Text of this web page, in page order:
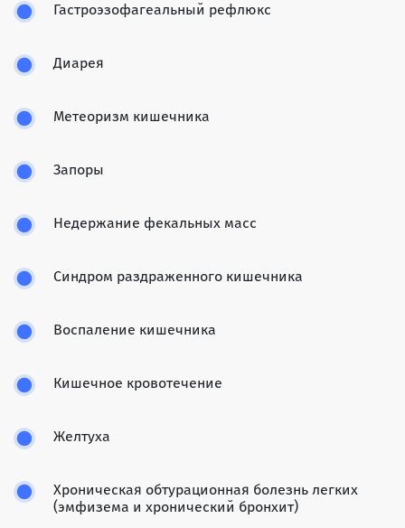
Гастроэзофагеальный рефлюкс
Диарея
Метеоризм кишечника
Запоры
Недержание фекальных масс
Синдром раздраженного кишечника
Воспаление кишечника
Кишечное кровотечение
Желтуха
Хроническая обтурационная болезнь легких
(эмфизема и хронический бронхит)